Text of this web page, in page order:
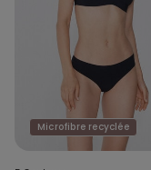
Microfibre recyclée